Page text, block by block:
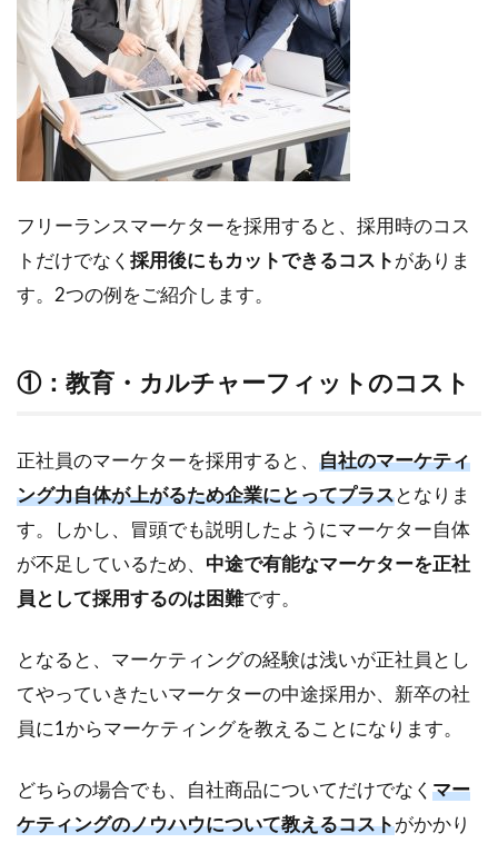
フリーランスマーケターを採用すると、採用時のコス
トだけでなく 採用後にもカットできるコストがありま
す。2つの例をご紹介します。
①：教育・カルチャーフィットのコスト
正社員のマーケターを採用すると、 自社のマーケティ
ング力自体が上がるため企業にとってプラスとなりま
す。しかし、冒頭でも説明したようにマーケター自体
が不足しているため、 中途で有能なマーケターを正社
員として採用するのは困難です。
となると、マーケティングの経験は浅いが正社員とし
てやっていきたいマーケターの中途採用か、新卒の社
員に1からマーケティングを教えることになります。
どちらの場合でも、自社商品についてだけでなく マー
ケティングのノウハウについて教えるコストがかかり